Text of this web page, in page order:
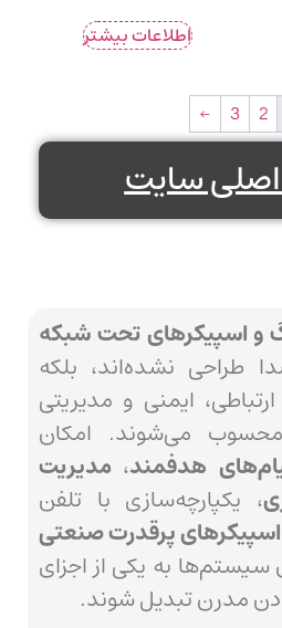
اطلاعات بیشتر
2
3
←
سایت
و اسپیکرهای تحت شبکه
طراحی نشده‌اند، بلکه
ایمنی و مدیریتی
می‌شوند. امکان
هدفمند، مدیریت
، یکپارچه‌سازی با تلفن
اسپیکرهای پرقدرت صنعتی
به یکی از اجزای
مدرن تبدیل شوند.